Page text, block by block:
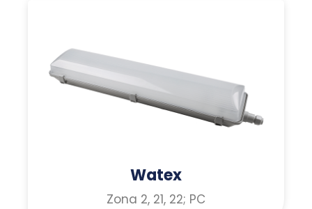
Watex
Zona 2, 21, 22; PC